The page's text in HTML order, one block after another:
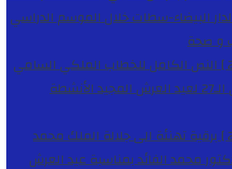
البيضاء-سطات خلال الموسم الدراسي
و صحة
النص الكامل للخطاب الملكي السامي
الأنشطة
برقية تهنئة الى جلالة الملك محمد
محمد الفائد بمناسبة عيد العرش